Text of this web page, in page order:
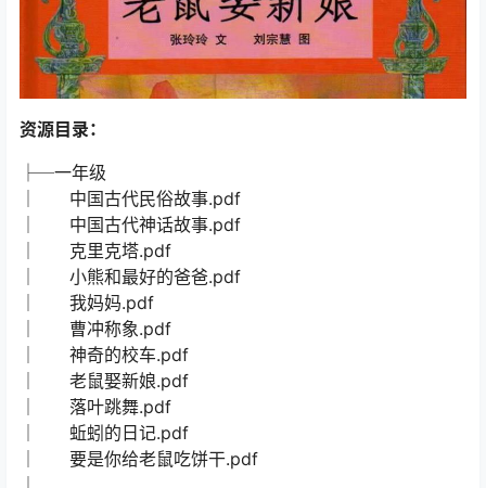
资源目录：
├─一年级
│ 中国古代民俗故事.pdf
│ 中国古代神话故事.pdf
│ 克里克塔.pdf
│ 小熊和最好的爸爸.pdf
│ 我妈妈.pdf
│ 曹冲称象.pdf
│ 神奇的校车.pdf
│ 老鼠娶新娘.pdf
│ 落叶跳舞.pdf
│ 蚯蚓的日记.pdf
│ 要是你给老鼠吃饼干.pdf